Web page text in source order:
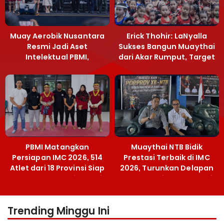
Muay Aerobik Nusantara
Resmi Jadi Aset
Intelektual PBMI,
Terobosan Bangun
Grassroots
Erick Thohir: LaNyalla
Sukses Bangun Muaythai
dari Akar Rumput, Target
PBMI Matangkan
Persiapan IMC 2026, 514
Atlet dari 18 Provinsi Siap
Berlaga Besok di Bekasi
Muaythai NTB Bidik
Prestasi Terbaik di IMC
2026, Turunkan Delapan
Atlet ke Kejurnas Bekasi
Trending Minggu Ini